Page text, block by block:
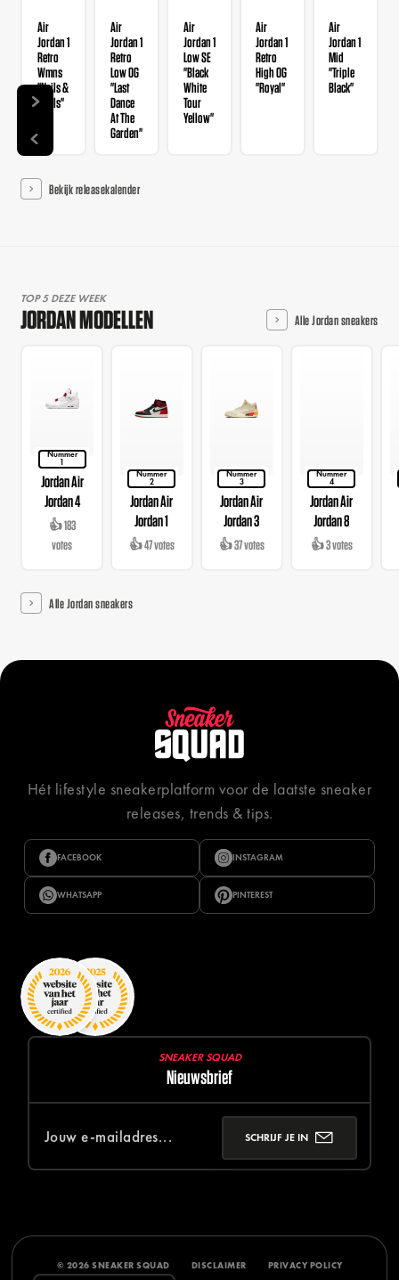
Air
Jordan 1
Retro
Wmns
"Nails &
Grails"
Air
Jordan 1
Retro
Low OG
"Last
Dance
At The
Garden"
Air
Jordan 1
Low SE
"Black
White
Tour
Yellow"
Air
Jordan 1
Retro
High OG
"Royal"
Air
Jordan 1
Mid
"Triple
Black"
Bekijk releasekalender
TOP 5 DEZE WEEK
JORDAN MODELLEN Alle Jordan sneakers
Nummer
1
Jordan Air
Jordan 4
👍 183
votes
Nummer
2
Jordan Air
Jordan 1
👍 47 votes
Nummer
3
Jordan Air
Jordan 3
👍 37 votes
Nummer
4
Jordan Air
Jordan 8
👍 3 votes
Alle Jordan sneakers
Hét lifestyle sneakerplatform voor de laatste sneaker
releases, trends & tips.
FACEBOOK INSTAGRAM
WHATSAPP PINTEREST
SNEAKER SQUAD
Nieuwsbrief
SCHRIJF JE IN
© 2026 SNEAKER SQUAD DISCLAIMER PRIVACY POLICY